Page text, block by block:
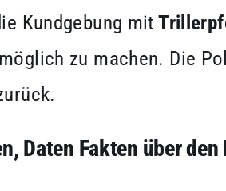
Kundgebung mit
zu machen. Die
Daten Fakten über